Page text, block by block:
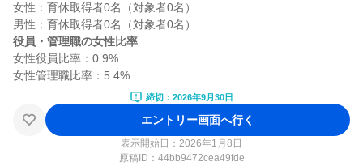
女性：育休取得者0名（対象者0名）
役員・管理職の女性比率
女性役員比率：0.9%
締切：2026年9月30日
エントリー画面へ行く
表示開始日：2026年1月8日
原稿ID： 44bb9472cea49fde